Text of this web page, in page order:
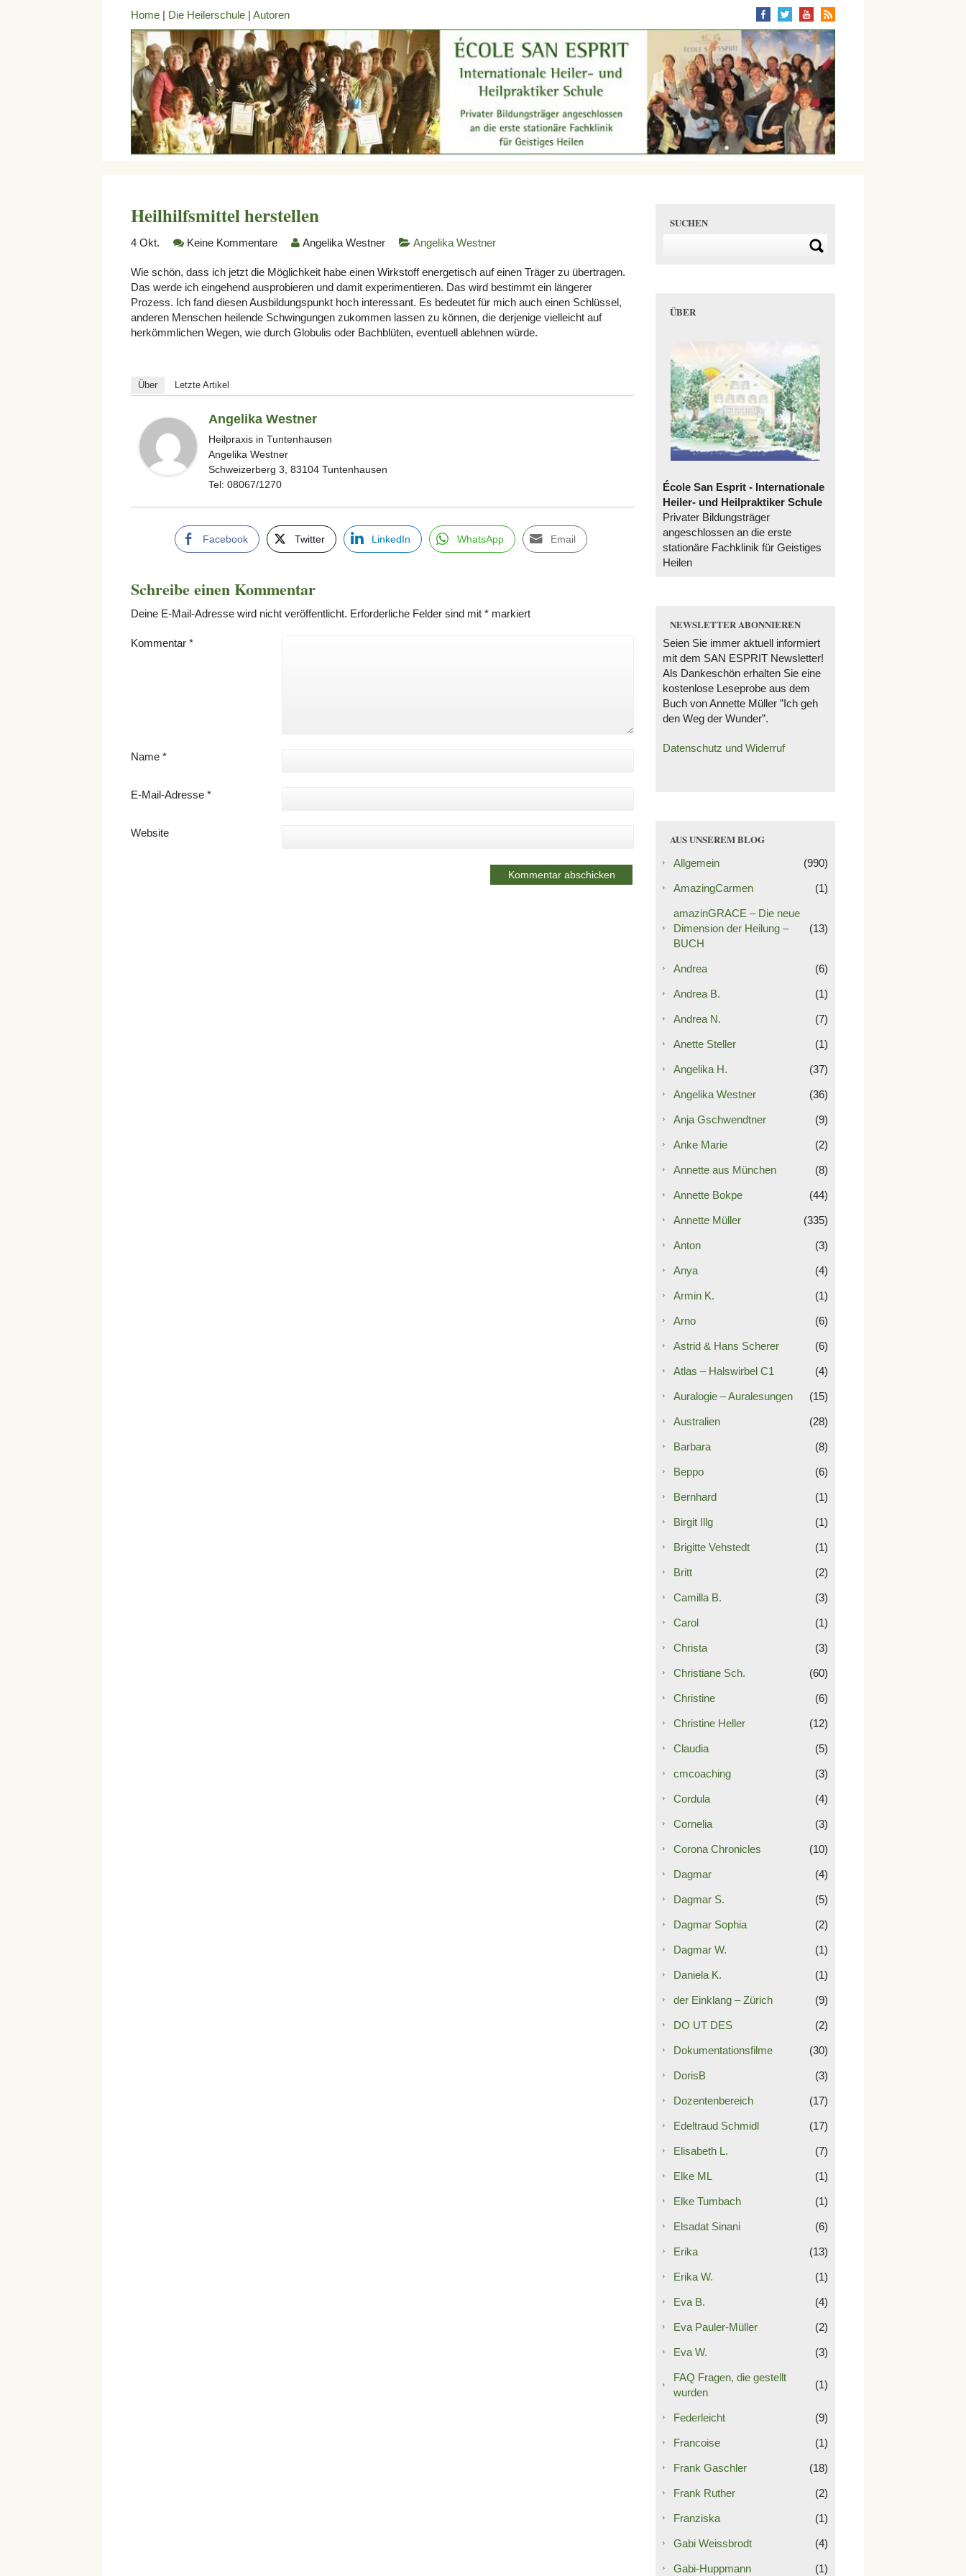
Home | Die Heilerschule | Autoren
Heilhilfsmittel herstellen
4 Okt. Keine Kommentare Angelika Westner Angelika Westner
Wie schön, dass ich jetzt die Möglichkeit habe einen Wirkstoff energetisch auf einen Träger zu übertragen.
Das werde ich eingehend ausprobieren und damit experimentieren. Das wird bestimmt ein längerer
Prozess. Ich fand diesen Ausbildungspunkt hoch interessant. Es bedeutet für mich auch einen Schlüssel,
anderen Menschen heilende Schwingungen zukommen lassen zu können, die derjenige vielleicht auf
herkömmlichen Wegen, wie durch Globulis oder Bachblüten, eventuell ablehnen würde.
Über Letzte Artikel
Angelika Westner
Heilpraxis in Tuntenhausen
Angelika Westner
Schweizerberg 3, 83104 Tuntenhausen
Tel: 08067/1270
Facebook Twitter LinkedIn WhatsApp Email
Schreibe einen Kommentar
Deine E-Mail-Adresse wird nicht veröffentlicht. Erforderliche Felder sind mit * markiert
Kommentar *
Name *
E-Mail-Adresse *
Website
SUCHEN
ÜBER
École San Esprit - Internationale
Heiler- und Heilpraktiker Schule
Privater Bildungsträger
angeschlossen an die erste
stationäre Fachklinik für Geistiges
Heilen
NEWSLETTER ABONNIEREN
Seien Sie immer aktuell informiert
mit dem SAN ESPRIT Newsletter!
Als Dankeschön erhalten Sie eine
kostenlose Leseprobe aus dem
Buch von Annette Müller ”Ich geh
den Weg der Wunder”.
Datenschutz und Widerruf
AUS UNSEREM BLOG
Allgemein (990)
AmazingCarmen (1)
amazinGRACE – Die neue
Dimension der Heilung –
BUCH
(13)
Andrea (6)
Andrea B. (1)
Andrea N. (7)
Anette Steller (1)
Angelika H. (37)
Angelika Westner (36)
Anja Gschwendtner (9)
Anke Marie (2)
Annette aus München (8)
Annette Bokpe (44)
Annette Müller (335)
Anton (3)
Anya (4)
Armin K. (1)
Arno (6)
Astrid & Hans Scherer (6)
Atlas – Halswirbel C1 (4)
Auralogie – Auralesungen (15)
Australien (28)
Barbara (8)
Beppo (6)
Bernhard (1)
Birgit Illg (1)
Brigitte Vehstedt (1)
Britt (2)
Camilla B. (3)
Carol (1)
Christa (3)
Christiane Sch. (60)
Christine (6)
Christine Heller (12)
Claudia (5)
cmcoaching (3)
Cordula (4)
Cornelia (3)
Corona Chronicles (10)
Dagmar (4)
Dagmar S. (5)
Dagmar Sophia (2)
Dagmar W. (1)
Daniela K. (1)
der Einklang – Zürich (9)
DO UT DES (2)
Dokumentationsfilme (30)
DorisB (3)
Dozentenbereich (17)
Edeltraud Schmidl (17)
Elisabeth L. (7)
Elke ML (1)
Elke Tumbach (1)
Elsadat Sinani (6)
Erika (13)
Erika W. (1)
Eva B. (4)
Eva Pauler-Müller (2)
Eva W. (3)
FAQ Fragen, die gestellt
wurden
(1)
Federleicht (9)
Francoise (1)
Frank Gaschler (18)
Frank Ruther (2)
Franziska (1)
Gabi Weissbrodt (4)
Gabi-Huppmann (1)